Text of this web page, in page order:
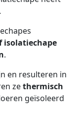
.
isolatiechape
.
en resulteren in
zethermisch
geïsoleerd